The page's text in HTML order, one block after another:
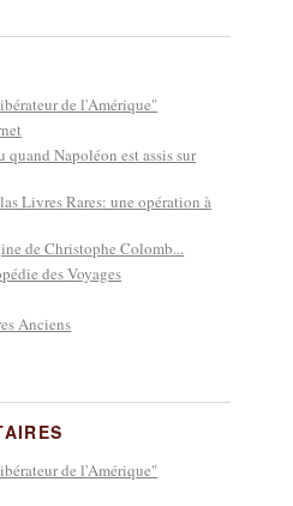
de l'Amérique"
Napoléon est assis sur
Livres Rares: une opération à
de Christophe Colomb...
des Voyages
Anciens
de l'Amérique"